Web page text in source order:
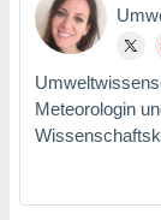
Meteorologin